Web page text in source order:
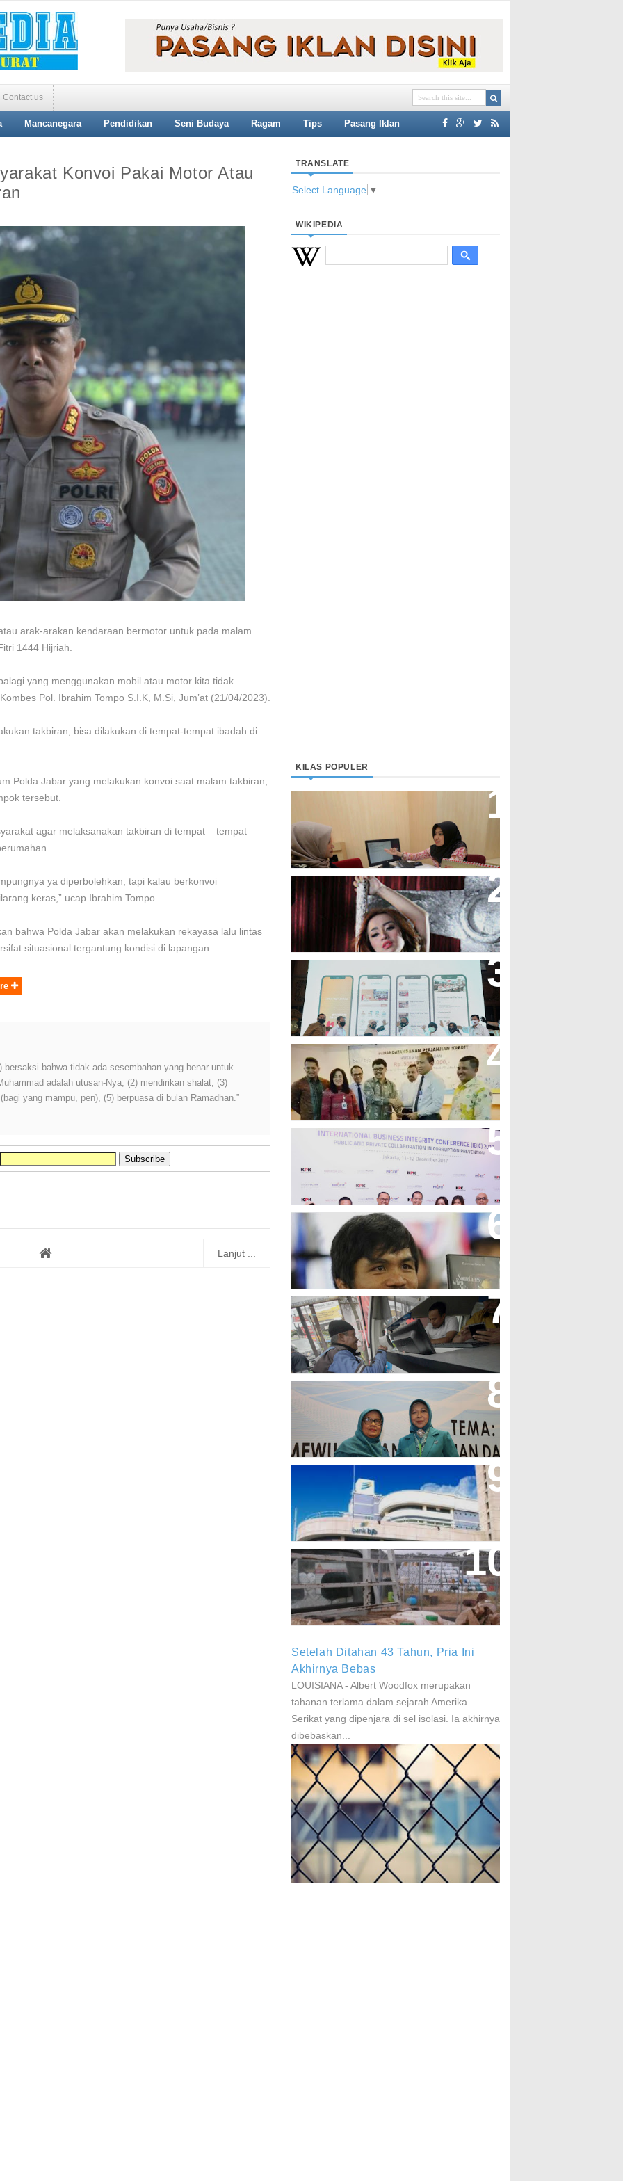
Contact us
Mancanegara Pendidikan Seni Budaya Ragam Tips Pasang Iklan
Konvoi Pakai Motor Atau
arak-arakan kendaraan bermotor untuk pada malam
1444 Hijriah.
yang menggunakan mobil atau motor kita tidak
Pol. Ibrahim Tompo S.I.K, M.Si, Jum’at (21/04/2023).
takbiran, bisa dilakukan di tempat-tempat ibadah di
Polda Jabar yang melakukan konvoi saat malam takbiran,
tersebut.
agar melaksanakan takbiran di tempat – tempat
ya diperbolehkan, tapi kalau berkonvoi
keras,” ucap Ibrahim Tompo.
bahwa Polda Jabar akan melakukan rekayasa lalu lintas
situasional tergantung kondisi di lapangan.
bahwa tidak ada sesembahan yang benar untuk
adalah utusan-Nya, (2) mendirikan shalat, (3)
yang mampu, pen), (5) berpuasa di bulan Ramadhan.”
Lanjut ...
TRANSLATE
Select Language ▼
WIKIPEDIA
KILAS POPULER
Keuangan Syariah Di Indonesia
Meningkat
Cupi Cupita Luncurkan Single
“Yo Uwis”
Bandung Great Sale 2020 Go
Online Resmi Dimulai
Bank Bjb Fasilitasi Kredit Modal
Kerja Konstruksi PT Adhi Karya
Keren, Bank BJB Kantongi
Puluhan Penghargaan Sepanjang
2017
Dicibir Di Medsos, Manny
Pacquiao Tegaskan Pendirian
Tolak LGBT
Bjb T Samsat Manjakan Nasabah
Dalam Bayar Pajak Kendaraan
Perpres No.99/2017 Bisa Jadi
Acuan Semangat Pengabdian
Aher Minta Pemerintah Pusat
Masukan Kembali BJB Sebagai
Penyalur KUR
Paparan Pestisida Sebabkan
Parkinson Dan Kanker
Setelah Ditahan 43 Tahun, Pria Ini
Akhirnya Bebas
LOUISIANA - Albert Woodfox merupakan
tahanan terlama dalam sejarah Amerika
Serikat yang dipenjara di sel isolasi. Ia akhirnya
dibebaskan...